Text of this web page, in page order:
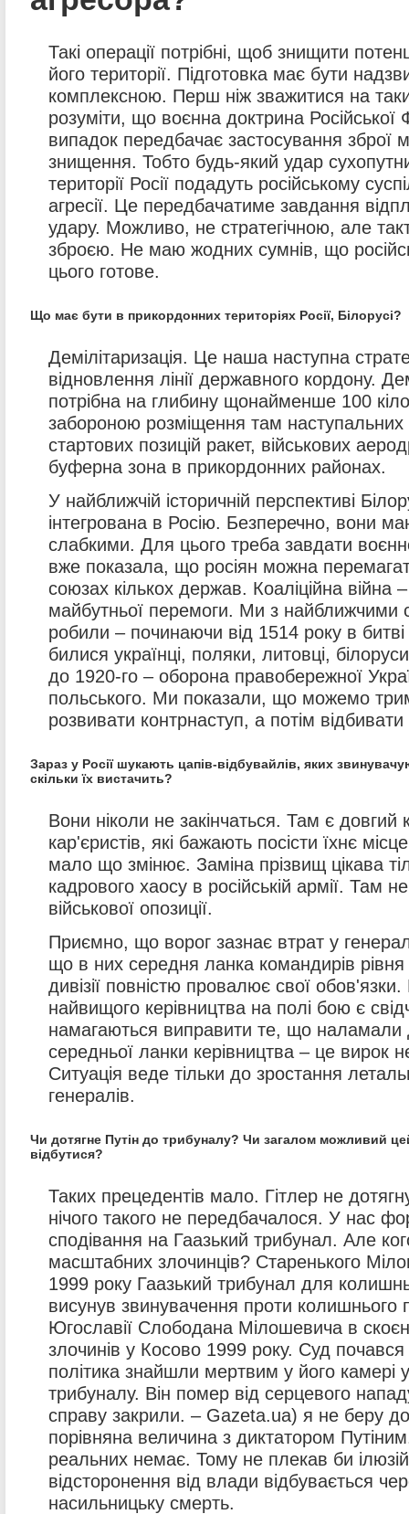
Такі операції потрібні, щоб знищити
його території. Підготовка має бути
комплексною. Перш ніж зважитися на
розуміти, що воєнна доктрина Російської
випадок передбачає застосування зброї
знищення. Тобто будь-який удар
території Росії подадуть російському
агресії. Це передбачатиме завдання
удару. Можливо, не стратегічною, але
зброєю. Не маю жодних сумнів, що
цього готове.
Що має бути в прикордонних територіях Росії, Білорусі?
Демілітаризація. Це наша наступна
відновлення лінії державного кордону.
потрібна на глибину щонайменше 100
забороною розміщення там наступальних
стартових позицій ракет, військових
буферна зона в прикордонних районах.
У найближчій історичній перспективі
інтегрована в Росію. Безперечно, вони
слабкими. Для цього треба завдати
вже показала, що росіян можна
союзах кількох держав. Коаліційна війна
майбутньої перемоги. Ми з найближчими
робили – починаючи від 1514 року в
билися українці, поляки, литовці,
до 1920-го – оборона правобережної
польського. Ми показали, що можемо
розвивати контрнаступ, а потім відбивати
Зараз у Росії шукають цапів-відбувайлів, яких
скільки їх вистачить?
Вони ніколи не закінчаться. Там є довгий
кар'єристів, які бажають посісти їхнє
мало що змінює. Заміна прізвищ цікава
кадрового хаосу в російській армії. Там
військової опозиції.
Приємно, що ворог зазнає втрат у
що в них середня ланка командирів
дивізії повністю провалює свої обов'язки.
найвищого керівництва на полі бою є
намагаються виправити те, що
середньої ланки керівництва – це вирок
Ситуація веде тільки до зростання
генералів.
Чи дотягне Путін до трибуналу? Чи загалом можливий
відбутися?
Таких прецедентів мало. Гітлер не
нічого такого не передбачалося. У нас
сподівання на Гаазький трибунал. Але
масштабних злочинців? Старенького
1999 року Гаазький трибунал для
висунув звинувачення проти колишнього
Югославії Слободана Мілошевича в
злочинів у Косово 1999 року. Суд
політика знайшли мертвим у його камері
трибуналу. Він помер від серцевого
справу закрили. – Gazeta.ua) я не беру
порівняна величина з диктатором
реальних немає. Тому не плекав би
відсторонення від влади відбувається
насильницьку смерть.